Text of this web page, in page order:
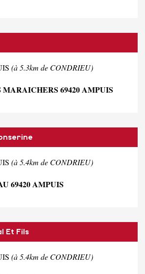
(à 5.3km de CONDRIEU)
MARAICHERS 69420 AMPUIS
(à 5.4km de CONDRIEU)
69420 AMPUIS
Et Fils
(à 5.4km de CONDRIEU)